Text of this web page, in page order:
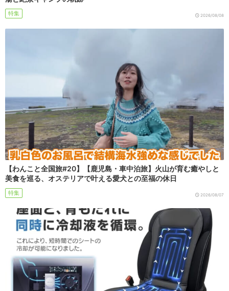
特集 2026/08/08
【わんこと全国旅#20】【鹿児島・車中泊旅】火山が育む癒やしと
美食を巡る、オステリアで叶える愛犬との至福の休日
特集 2026/08/07